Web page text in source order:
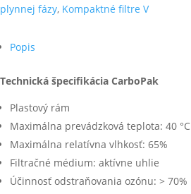
plynnej fázy, Kompaktné filtre V
Popis
Technická špecifikácia CarboPak
Plastový rám
Maximálna prevádzková teplota: 40 °C
Maximálna relatívna vlhkosť: 65%
Filtračné médium: aktívne uhlie
Účinnosť odstraňovania ozónu: > 70%